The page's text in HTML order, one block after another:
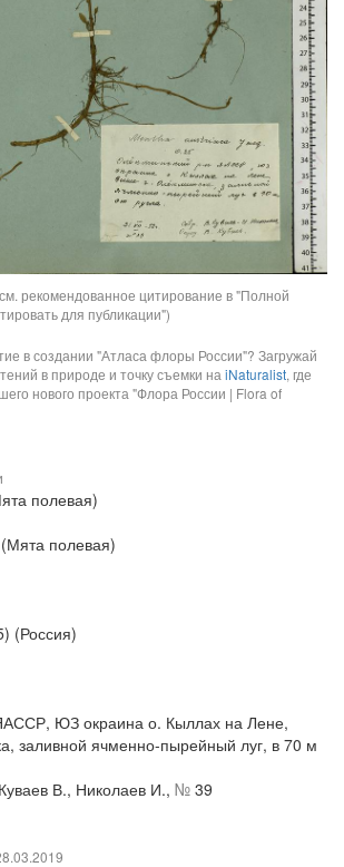
рекомендованное цитирование в "Полной
для публикации")
в создании "Атласа флоры России"? Загружай
в природе и точку съемки на iNaturalist, где
нового проекта "Флора России | Flora of
полевая)
полевая)
(Россия)
ЮЗ окраина о. Кыллах на Лене,
заливной ячменно-пырейный луг, в 70 м
Куваев В., Николаев И., № 39